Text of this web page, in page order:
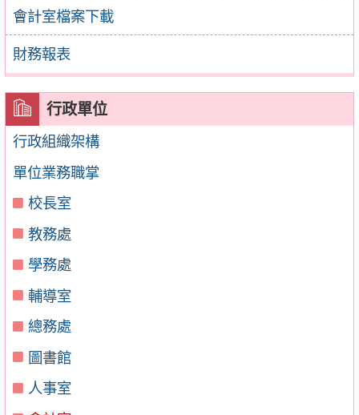
會計室檔案下載
財務報表
行政單位
行政組織架構
單位業務職掌
校長室
教務處
學務處
輔導室
總務處
圖書館
人事室